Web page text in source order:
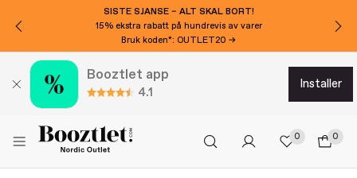
SISTE SJANSE – ALT SKAL BORT!
15% ekstra rabatt på hundrevis av varer
Bruk koden*: OUTLET20 →
Booztlet app
4.1
installer
0 0